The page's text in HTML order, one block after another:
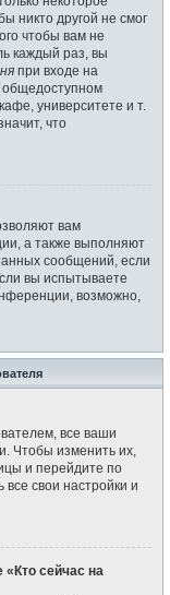
никто другой не смог
чтобы вам не
каждый раз, вы
при входе на
общедоступном
университете и т.
что
вам
а также выполняют
сообщений, если
вы испытываете
возможно,
все ваши
Чтобы изменить их,
и перейдите по
свои настройки и
«Кто сейчас на